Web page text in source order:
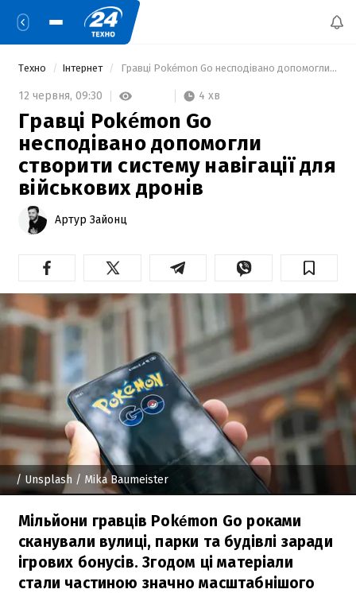
Техно Інтернет Гравці Pokémon Go несподівано допомогли створити систему навігації для військових дронів
12 червня, 09:30 4 хв
Гравці Pokémon Go
несподівано допомогли
створити систему навігації для
військових дронів
Артур Зайонц
/ Unsplash / Mika Baumeister
Мільйони гравців Pokémon Go роками
сканували вулиці, парки та будівлі заради
ігрових бонусів. Згодом ці матеріали
стали частиною значно масштабнішого